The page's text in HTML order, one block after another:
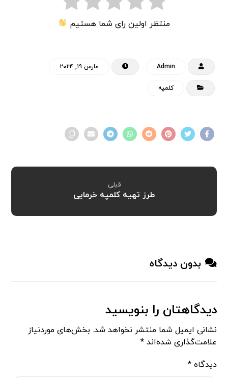
منتظر اولین رای شما هستیم
Admin مارس ۱۹, ۲۰۲۴
کلمپه
قبلی
طرز تهیه کلمپه خرمایی
بدون دیدگاه
دیدگاهتان را بنویسید
نشانی ایمیل شما منتشر نخواهد شد. بخش‌های موردنیاز
علامت‌گذاری شده‌اند*
دیدگاه*